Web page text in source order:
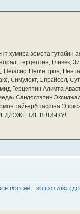
хумира зомета
Герцептин, Гливек,
Пегие трон,
Симулект, Спрайсел,
Герцептин Алимта
Сандостатин
тайверб тасигна
В ЛИЧКУ!
РОССИЙ... 89663017084 (